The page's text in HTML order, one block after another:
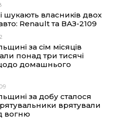
p
шукають власників двох
Renault та ВАЗ-2109
за сім місяців
понад три тисячі
домашнього
за добу сталося
врятували
вогню